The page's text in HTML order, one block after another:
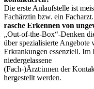
Die erste Anlaufstelle ist
Fachärztin bzw. ein
rasche Erkennen von
„Out-of-the-Box“-Denken
über spezialisierte Angebote
Erkrankungen essenziell. Im
niedergelassene
(Fach-)Ärzt:innen der
hergestellt werden.